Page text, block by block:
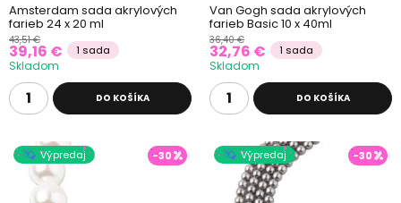
Amsterdam sada akrylových
farieb 24 x 20 ml
43,51 €
39,16 € 1 sada
Skladom
DO KOŠÍKA
Van Gogh sada akrylových
farieb Basic 10 x 40ml
36,40 €
32,76 € 1 sada
Skladom
DO KOŠÍKA
Výpredaj -30 Výpredaj -30